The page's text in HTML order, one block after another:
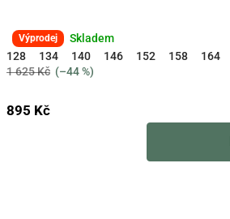
Průměrné
hodnocení
produktu
z
Výprodej
Skladem
128
134 140 146 152 158
164
1 625 Kč (–44 %)
895 Kč